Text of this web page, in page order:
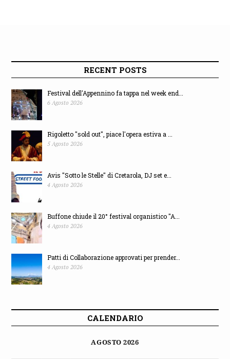
RECENT POSTS
Festival dell'Appennino fa tappa nel week end...
6 Agosto 2026
Rigoletto "sold out", piace l'opera estiva a ...
5 Agosto 2026
Avis "Sotto le Stelle" di Cretarola, DJ set e...
4 Agosto 2026
Buffone chiude il 20° festival organistico "A...
4 Agosto 2026
Patti di Collaborazione approvati per prender...
4 Agosto 2026
CALENDARIO
AGOSTO 2026